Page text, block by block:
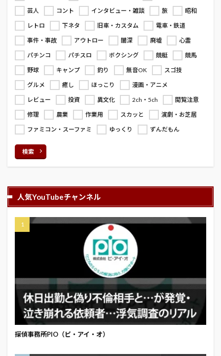
芸人 コント インタビュー・雑談 旅
昭和
レトロ
下ネタ 旧車・カスタム
電車・鉄道
事件・事故
アウトロー 闇深 廃墟
心霊
パチンコ
パチスロ ボクシング 競艇
競馬
野球
キャンプ 釣り 無音OK
スゴ技
グルメ
癒し ほっこり
漫画・アニメ
レビュー
投資 異文化 2ch・5ch
閲覧注意
修理
農業 作業用 スカッと
演劇・お芝居
ファミコン・スーファミ
ゆっくり ずんだもん
検索
人気YouTubeチャンネル
探偵事務所PIO（ピ・アイ・オ）